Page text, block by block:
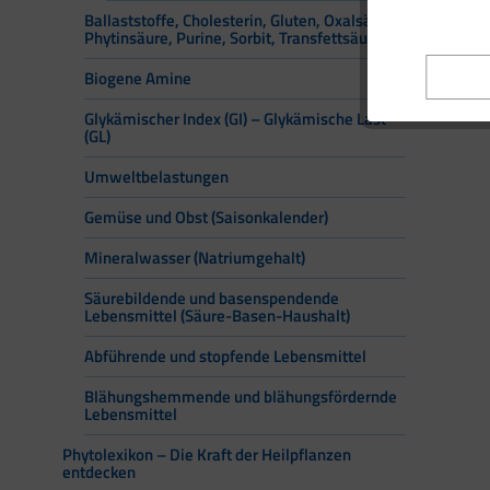
Ballaststoffe, Cholesterin, Gluten, Oxalsäure,
Phytinsäure, Purine, Sorbit, Transfettsäuren
Biogene Amine
Glykämischer Index (GI) – Glykämische Last
(GL)
Umweltbelastungen
Gemüse und Obst (Saisonkalender)
Mineralwasser (Natriumgehalt)
Säurebildende und basenspendende
Lebensmittel (Säure-Basen-Haushalt)
Abführende und stopfende Lebensmittel
Blähungshemmende und blähungsfördernde
Lebensmittel
Phytolexikon – Die Kraft der Heilpflanzen
entdecken